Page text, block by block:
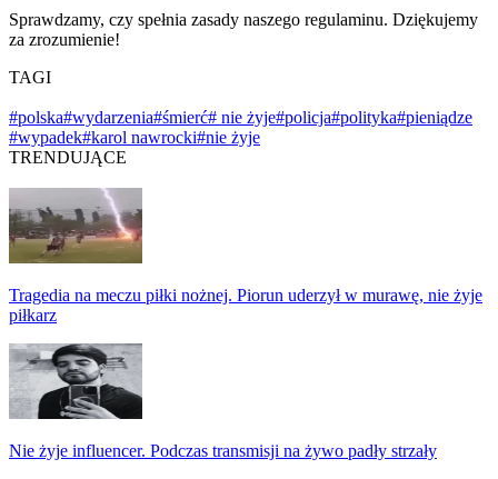
Sprawdzamy, czy spełnia zasady naszego regulaminu. Dziękujemy
za zrozumienie!
TAGI
#polska#wydarzenia#śmierć# nie żyje#policja#polityka#pieniądze
#wypadek#karol nawrocki#nie żyje
TRENDUJĄCE
Tragedia na meczu piłki nożnej. Piorun uderzył w murawę, nie żyje
piłkarz
Nie żyje influencer. Podczas transmisji na żywo padły strzały